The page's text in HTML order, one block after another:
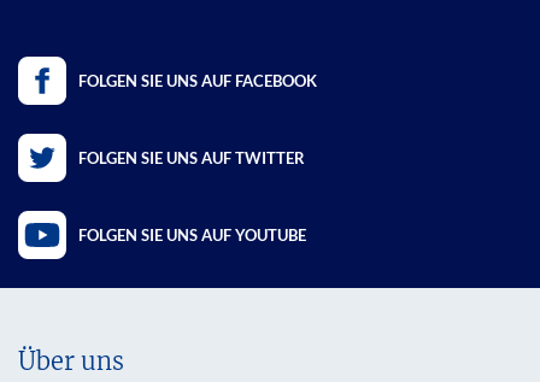
FOLGEN SIE UNS AUF FACEBOOK
FOLGEN SIE UNS AUF TWITTER
FOLGEN SIE UNS AUF YOUTUBE
Über uns